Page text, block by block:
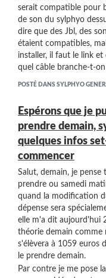
serait compatible pour
de son du sylphyo
dire que des Jbl, des
étaient compatibles,
installer, il faut le link
quel câble branche-t-on
POSTÉ DANS SYLPHYO
Espérons que je
prendre demain,
quelques infos
commencer
Salut, demain, je
prendre ou samedi
quand la modification
dépense sera
elle m'a dit aujourd'hui
théorie demain comme
s'élèvera à 1059 euros
le prendre demain.
Par contre je me pose